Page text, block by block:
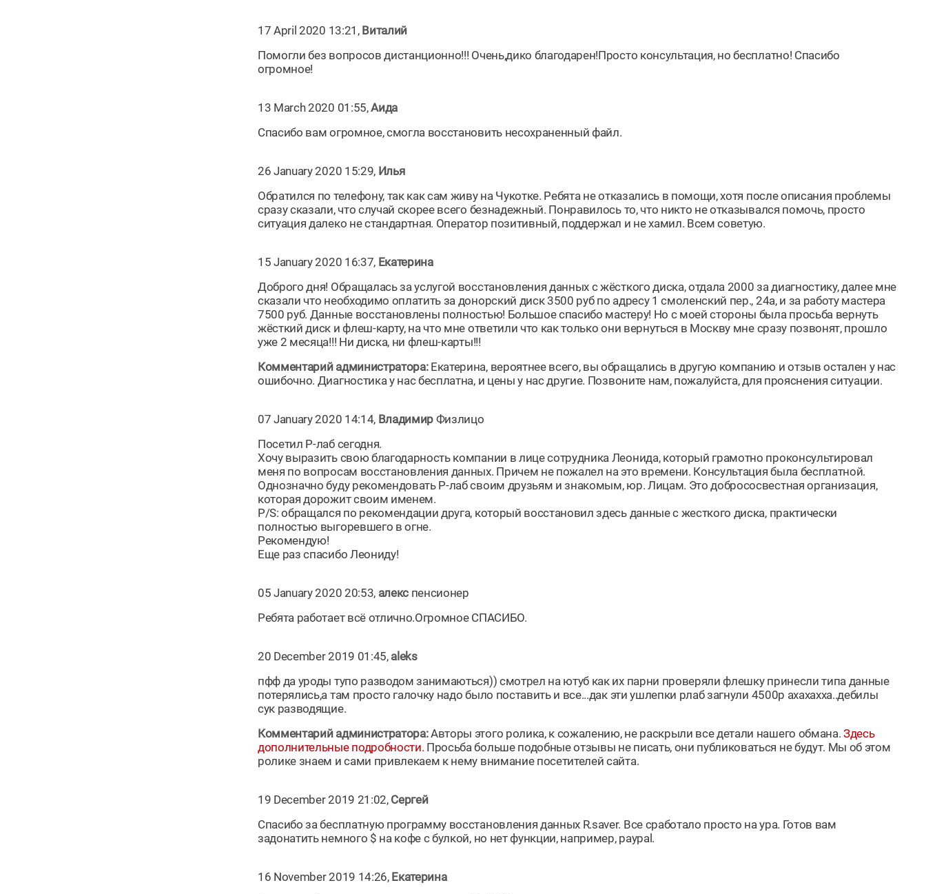
17 April 2020 13:21, Виталий
Помогли без вопросов дистанционно!!! Очень,дико благодарен!Просто консультация, но бесплатно! Спасибо
огромное!
13 March 2020 01:55,Аида
Спасибо вам огромное, смогла восстановить несохраненный файл.
26 January 2020 15:29, Илья
Обратился по телефону, так как сам живу на Чукотке. Ребята не отказались в помощи, хотя после описания проблемы
сразу сказали, что случай скорее всего безнадежный. Понравилось то, что никто не отказывался помочь, просто
ситуация далеко не стандартная. Оператор позитивный, поддержал и не хамил. Всем советую.
15 January 2020 16:37, Екатерина
Доброго дня! Обращалась за услугой восстановления данных с жёсткого диска, отдала 2000 за диагностику, далее мне
сказали что необходимо оплатить за донорский диск 3500 руб по адресу 1 смоленский пер., 24а, и за работу мастера
7500 руб. Данные восстановлены полностью! Большое спасибо мастеру! Но с моей стороны была просьба вернуть
жёсткий диск и флеш-карту, на что мне ответили что как только они вернуться в Москву мне сразу позвонят, прошло
уже 2 месяца!!! Ни диска, ни флеш-карты!!!
Комментарий администратора:Екатерина, вероятнее всего, вы обращались в другую компанию и отзыв остален у нас
ошибочно. Диагностика у нас бесплатна, и цены у нас другие. Позвоните нам, пожалуйста, для прояснения ситуации.
07 January 2020 14:14, Владимир Физлицо
Посетил Р-лаб сегодня.
Хочу выразить свою благодарность компании в лице сотрудника Леонида, который грамотно проконсультировал
меня по вопросам восстановления данных. Причем не пожалел на это времени. Консультация была бесплатной.
Однозначно буду рекомендовать Р-лаб своим друзьям и знакомым, юр. Лицам. Это добрососвестная организация,
которая дорожит своим именем.
P/S: обращался по рекомендации друга, который восстановил здесь данные с жесткого диска, практически
полностью выгоревшего в огне.
Рекомендую!
Еще раз спасибо Леониду!
05 January 2020 20:53, алекс пенсионер
Ребята работает всё отлично.Огромное СПАСИБО.
20 December 2019 01:45, aleks
пфф да уроды тупо разводом занимаються)) смотрел на ютуб как их парни проверяли флешку принесли типа данные
потерялись,а там просто галочку надо было поставить и все...дак эти ушлепки рлаб загнули 4500р ахахахха..дебилы
сук разводящие.
Комментарий администратора:Авторы этого ролика, к сожалению, не раскрыли все детали нашего обмана.Здесь
дополнительные подробности. Просьба больше подобные отзывы не писать, они публиковаться не будут. Мы об этом
ролике знаем и сами привлекаем к нему внимание посетителей сайта.
19 December 2019 21:02, Сергей
Спасибо за бесплатную программу восстановления данных R.saver. Все сработало просто на ура. Готов вам
задонатить немного $ на кофе с булкой, но нет функции, например, paypal.
16 November 2019 14:26, Екатерина